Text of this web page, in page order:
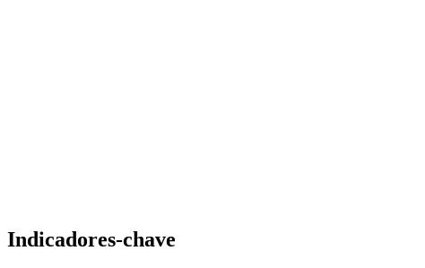
Indicadores-chave